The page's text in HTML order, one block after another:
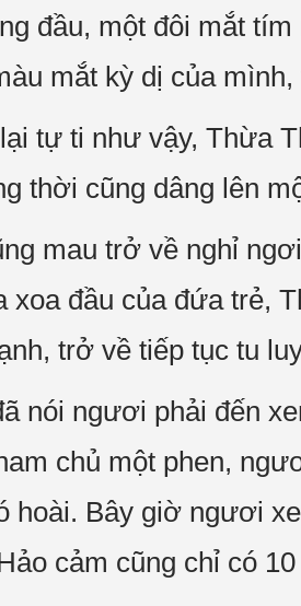
đầu, một đôi mắt
mắt kỳ dị của mình,
tự ti như vậy, Thừa
thời cũng dâng lên
mau trở về nghỉ
xoa đầu của đứa trẻ,
trở về tiếp tục tu
nói ngươi phải đến
chủ một phen,
hoài. Bây giờ ngươi
cảm cũng chỉ có 10